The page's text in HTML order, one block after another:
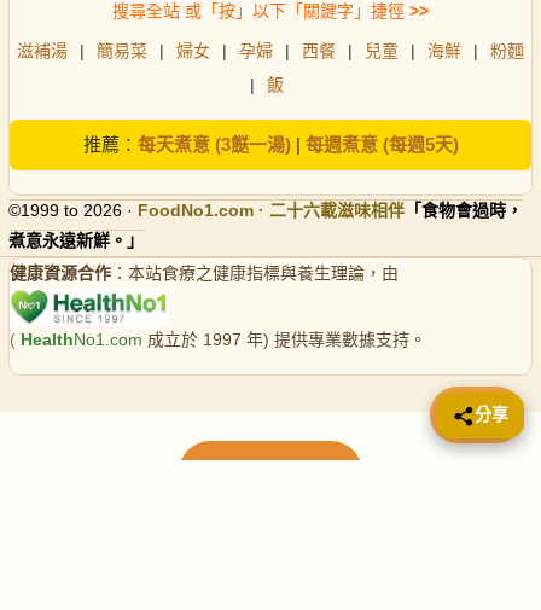
搜尋全站 或「按」以下「關鍵字」捷徑 >>
滋補湯 | 簡易菜 | 婦女 | 孕婦 | 西餐 | 兒童 | 海鮮 |
粉麵
|
飯
推薦： 每天煮意 (3餸一湯)| 每週煮意 (每週5天)
©1999 to 2026 · FoodNo1.com · 二十六載滋味相伴 「食物會過時，
煮意永遠新鮮。」
健康資源合作 ：本站食療之健康指標與養生理論，由
( HealthNo1.com 成立於 1997 年) 提供專業數據支持。
📤 分享
分享